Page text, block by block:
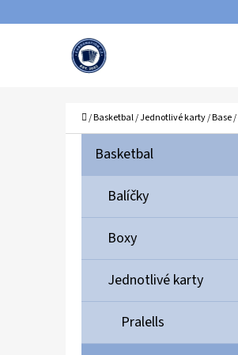
Domů
/Basketbal/Jednotlivé karty/Base/
Přeskočit
kategorie
K
T
G
R
E
Basketbal
Balíčky
Boxy
Jednotlivé karty
Pralells
Zpět
Zpět